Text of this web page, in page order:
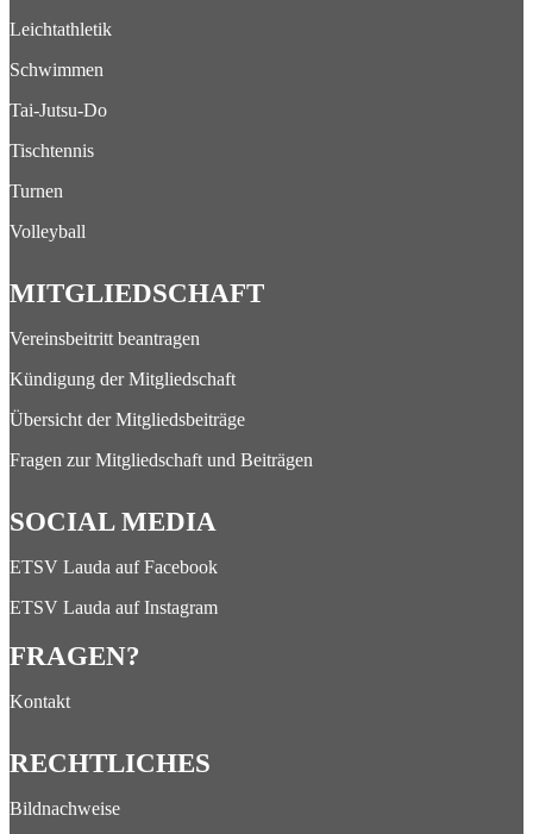
Leichtathletik
Schwimmen
Tai-Jutsu-Do
Tischtennis
Turnen
Volleyball
MITGLIEDSCHAFT
Vereinsbeitritt beantragen
Kündigung der Mitgliedschaft
Übersicht der Mitgliedsbeiträge
Fragen zur Mitgliedschaft und Beiträgen
SOCIAL MEDIA
ETSV Lauda auf Facebook
ETSV Lauda auf Instagram
FRAGEN?
Kontakt
RECHTLICHES
Bildnachweise